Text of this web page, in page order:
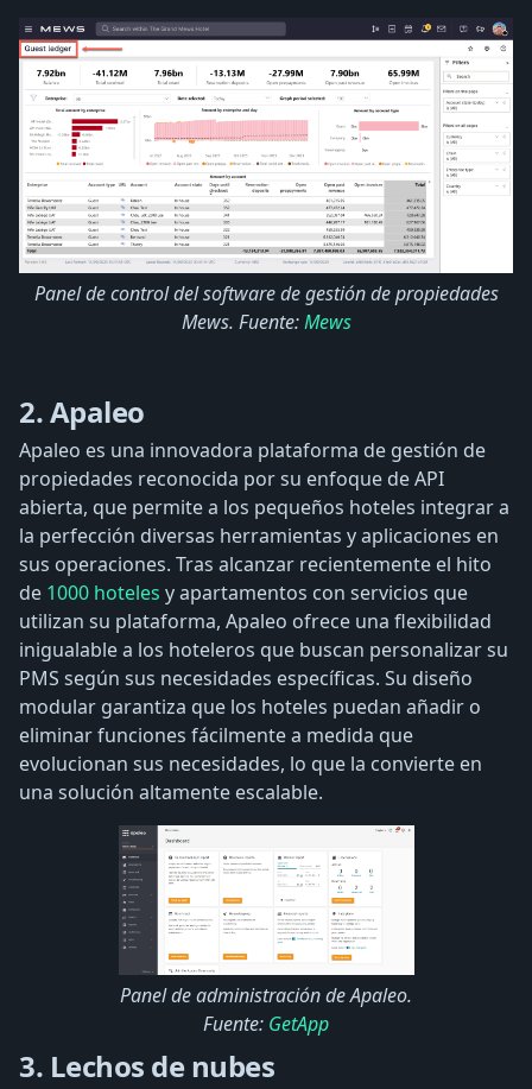
Panel de control del software de gestión de propiedades
Mews. Fuente:Mews
2. Apaleo
Apaleo es una innovadora plataforma de gestión de
propiedades reconocida por su enfoque de API
abierta, que permite a los pequeños hoteles integrar a
la perfección diversas herramientas y aplicaciones en
sus operaciones. Tras alcanzar recientemente el hito
de 1000 hoteles y apartamentos con servicios que
utilizan su plataforma, Apaleo ofrece una flexibilidad
inigualable a los hoteleros que buscan personalizar su
PMS según sus necesidades específicas. Su diseño
modular garantiza que los hoteles puedan añadir o
eliminar funciones fácilmente a medida que
evolucionan sus necesidades, lo que la convierte en
una solución altamente escalable.
Panel de administración de Apaleo.
Fuente: GetApp
3. Lechos de nubes